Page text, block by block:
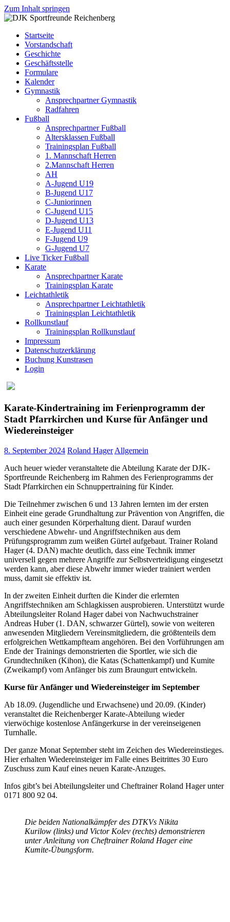
Zum Inhalt springen
Sportfreunde
Reichenberg
Gymnastik
Karate
Leichtathletik
Radfahren
Rollkunstlauf
Startseite
Vorstandschaft
Geschichte
Geschäftsstelle
Formulare
Kalender
Gymnastik
Ansprechpartner Gymnastik
Radfahren
Fußball
Ansprechpartner Fußball
Altersklassen Fußball
Trainingsplan Fußball
1. Mannschaft Herren
2.Mannschaft Herren
AH
A-Jugend U19
B-Jugend U17
C-Juniorinnen
C-Jugend U15
D-Jugend U13
E-Jugend U11
F-Jugend U9
G-Jugend U7
Live Ticker Fußball
Karate
Ansprechpartner Karate
Trainingsplan Karate
Leichtathletik
Ansprechpartner Leichtathletik
Trainingsplan Leichtathletik
Rollkunstlauf
Trainingsplan Rollkunstlauf
Impressum
Datenschutzerklärung
Buchung Kunstrasen
Login
Karate-Kindertraining im Ferienprogramm der
Stadt Pfarrkirchen und Kurse für Anfänger und
Wiedereinsteiger
8. September 2024 Roland Hager Allgemein
Auch heuer wieder veranstaltete die Abteilung Karate der DJK-
Sportfreunde Reichenberg im Rahmen des Ferienprogramms der
Stadt Pfarrkirchen ein Schnuppertraining für Kinder.
Die Teilnehmer zwischen 6 und 13 Jahren lernten im der ersten
Einheit eine gerade Grundhaltung zur Prävention von Angriffen, die
auch einer gesunden Körperhaltung dient. Darauf wurden
verschiedene Abwehr- und Angriffstechniken aus dem
Prüfungsprogramm zum weißen Gürtel aufgebaut. Trainer Roland
Hager (4. DAN) machte deutlich, dass eine Technik immer
universell gegen mehrere Angriffe zur Selbstverteidigung eingesetzt
werden kann, aber diese Abwehr immer wieder trainiert werden
muss, damit sie effektiv ist.
In der zweiten Einheit durften die Kinder die erlernten
Angriffstechniken am Schlagkissen ausprobieren. Unterstützt wurde
Abteilungsleiter Roland Hager dabei von Nachwuchstrainer
Andreas Huber (1. DAN, schwarzer Gürtel), sowie von weiteren
anwesenden Mitgliedern Vereinsmitgliedern, die größtenteils dem
erfolgreichen Wettkampfteam angehören. Bei den Vorführungen am
Ende der Trainings demonstrierten die Sportler, wie sich die
Grundtechniken (Kihon), die Katas (Schattenkampf) und Kumite
(Zweikampf) vom Anfänger bis zum Braungurt entwickeln.
Kurse für Anfänger und Wiedereinsteiger im September
Ab 18.09. (Jugendliche und Erwachsene) und 20.09. (Kinder)
veranstaltet die Reichenberger Karate-Abteilung wieder
vierwöchige kostenlose Anfängerkurse in der vereinseigenen
Turnhalle.
Der ganze Monat September steht im Zeichen des Wiedereinstieges.
Hier erhalten Wiedereinsteiger im Falle eines Beitrittes 30 Euro
Zuschuss zum Kauf eines neuen Karate-Anzuges.
Infos gibt’s bei Abteilungsleiter und Cheftrainer Roland Hager unter
0171 800 92 04.
Die beiden Nationalkämpfer des DTKVs Nikita
Kurilow (links) und Victor Kolev (rechts) demonstrieren
unter Anleitung von Cheftrainer Roland Hager eine
Kumite-Übungsform.